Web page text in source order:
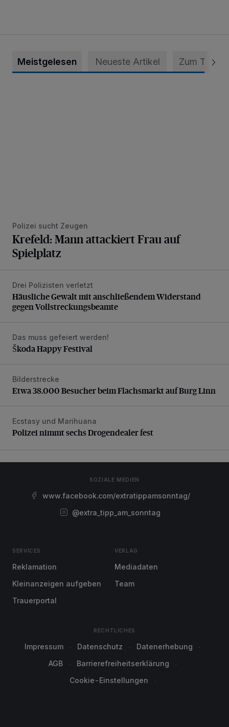
Meistgelesen Neueste Artikel Zum Thema
Polizei sucht Zeugen
Krefeld: Mann attackiert Frau auf
Spielplatz
Häusliche Gewalt mit anschließendem Widerstand gegen
Drei Polizisten verletzt
Häusliche Gewalt mit anschließendem Widerstand
gegen Vollstreckungsbeamte
Škoda Happy Festival
Das muss gefeiert werden!
Škoda Happy Festival
Etwa 38.000 Besucher beim Flachsmarkt auf Burg Linn
Bilderstrecke
Etwa 38.000 Besucher beim Flachsmarkt auf Burg Linn
Polizei nimmt sechs Drogendealer fest
Ecstasy und Marihuana
Polizei nimmt sechs Drogendealer fest
SOZIALE MEDIEN
www.facebook.com/extratippamsonntag/
@extra_tipp_am_sonntag
SERVICES
Reklamation
Kleinanzeigen aufgeben
Trauerportal
VERLAG
Mediadaten
Team
RECHTLICHES
Impressum Datenschutz
Datenerhebung
AGB
Barrierefreiheitserklärung
Cookie-Einstellungen